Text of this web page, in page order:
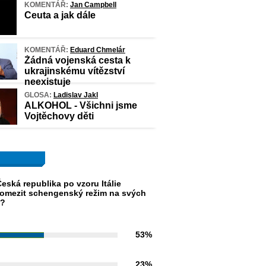
KOMENTÁŘ: Jan Campbell
Ceuta a jak dále
KOMENTÁŘ: Eduard Chmelár
Žádná vojenská cesta k
ukrajinskému vítězství
neexistuje
GLOSA: Ladislav Jakl
ALKOHOL - Všichni jsme
Vojtěchovy děti
republika po vzoru Itálie
schengenský režim na svých
53%